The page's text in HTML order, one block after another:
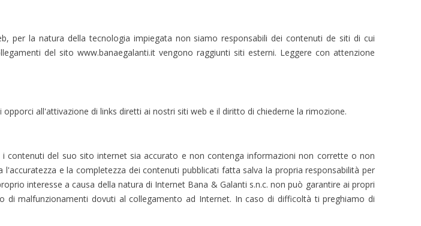
per la natura della tecnologia impiegata non siamo responsabili dei contenuti de siti di cui
del sito www.banaegalanti.it vengono raggiunti siti esterni. Leggere con attenzione
all'attivazione di links diretti ai nostri siti web e il diritto di chiederne la rimozione.
contenuti del suo sito internet sia accurato e non contenga informazioni non corrette o non
e la completezza dei contenuti pubblicati fatta salva la propria responsabilità per
interesse a causa della natura di Internet Bana & Galanti s.n.c. non può garantire ai propri
malfunzionamenti dovuti al collegamento ad Internet. In caso di difficoltà ti preghiamo di